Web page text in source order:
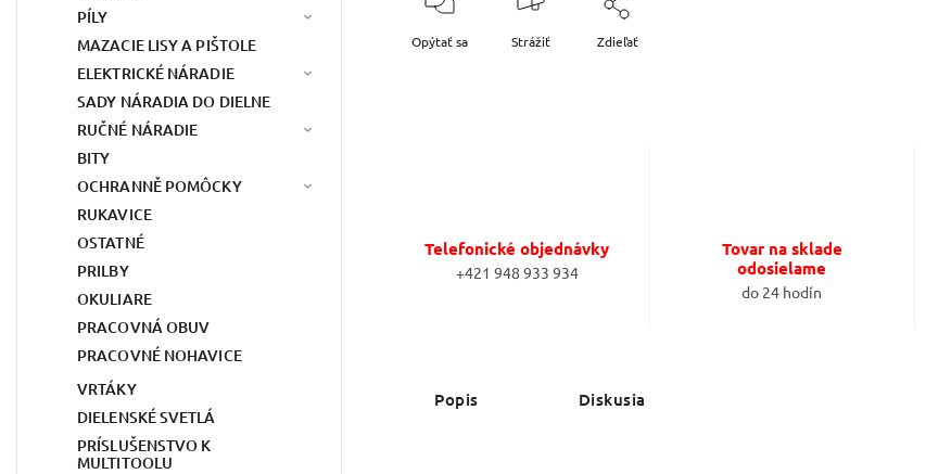
PÍLY
MAZACIE LISY A PIŠTOLE
ELEKTRICKÉ NÁRADIE
SADY NÁRADIA DO DIELNE
RUČNÉ NÁRADIE
BITY
OCHRANNĚ POMÔCKY
RUKAVICE
OSTATNÉ
PRILBY
OKULIARE
PRACOVNÁ OBUV
PRACOVNÉ NOHAVICE
VRTÁKY
DIELENSKÉ SVETLÁ
PRÍSLUŠENSTVO K
MULTITOOLU
Opýtať sa Strážiť Zdieľať
Telefonické objednávky
+421 948 933 934
Tovar na sklade
odosielame
do 24 hodín
Popis Diskusia